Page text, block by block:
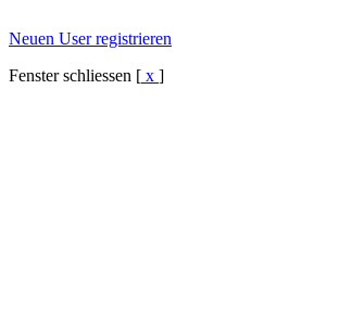
Neuen User registrieren
Fenster schliessen [ x ]